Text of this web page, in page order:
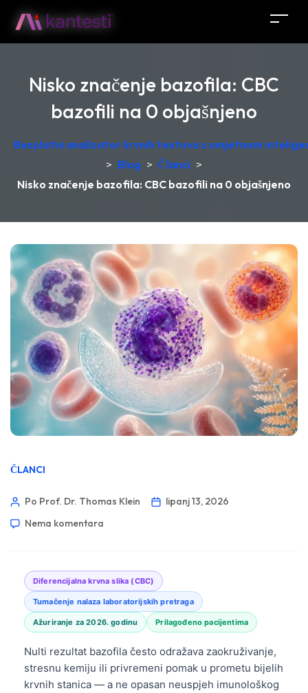
Nisko značenje bazofila: CBC
bazofili na 0 objašnjeno
Besplatni analizator krvnih testova s umjetnom
> Blog > Članci >
Nisko značenje bazofila: CBC bazofili na 0 objašnjeno
ČLANCI
Po Prof. Dr. Thomas Klein
lipanj 13, 2026
Nema komentara
Diferencijalna krvna slika (CBC)
Tumačenje nalaza laboratorijskih pretraga
Ažuriranje za 2026. godinu Prilagođeno pacijentima
Nulti rezultat bazofila često odražava zaokruživanje,
stresnu kemiju ili privremeni pomak u prometu bijelih
krvnih stanica — a ne opasan neuspjeh imunološkog